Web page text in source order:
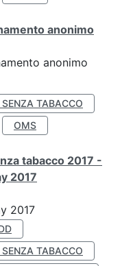
anonimo
anonimo
TABACCO
OMS
tabacco 2017 -
2017
2017
TABACCO